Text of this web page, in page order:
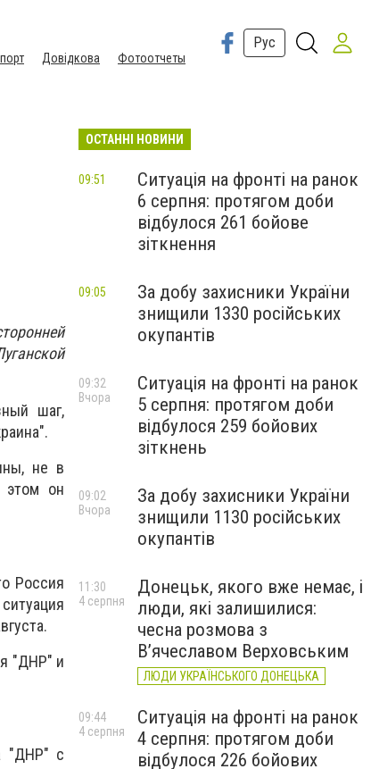
Довідкова Фотоотчеты
Рус
шаг,
не в
этом он
Россия
"ДНР" и
"ДНР" с
ОСТАННІ НОВИНИ
Ситуація на фронті на ранок
6 серпня: протягом доби
відбулося 261 бойове
зіткнення
09:51
За добу захисники України
знищили 1330 російських
окупантів
09:05
Ситуація на фронті на ранок
5 серпня: протягом доби
відбулося 259 бойових
зіткнень
09:32
Вчора
За добу захисники України
знищили 1130 російських
окупантів
09:02
Вчора
Донецьк, якого вже немає, і
люди, які залишилися:
чесна розмова з
В’ячеславом Верховським
ЛЮДИ УКРАЇНСЬКОГО ДОНЕЦЬКА
11:30
4 серпня
Ситуація на фронті на ранок
4 серпня: протягом доби
відбулося 226 бойових
09:44
4 серпня